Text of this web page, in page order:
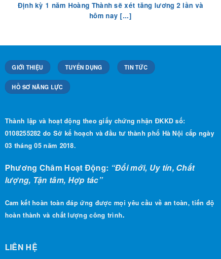
Định kỳ 1 năm Hoàng Thành sẽ xét tăng lương 2 lần và
hôm nay [...]
GIỚI THIỆU TUYỂN DỤNG TIN TỨC
HỒ SƠ NĂNG LỰC
Thành lập và hoạt động theo giấy chứng nhận ĐKKD số:
0108255282 do Sở kế hoạch và đầu tư thành phố Hà Nội cấp ngày
03 tháng 05 năm 2018.
Phương Châm Hoạt Động: “Đổi mới, Uy tín, Chất
lượng, Tận tâm, Hợp tác”
Cam kết hoàn toàn đáp ứng được mọi yêu cầu về an toàn, tiến độ
hoàn thành và chất lượng công trình.
LIÊN HỆ